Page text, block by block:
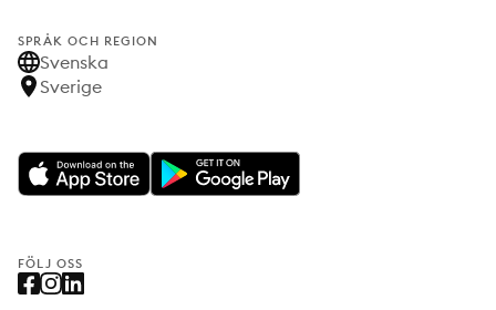
SPRÅK OCH REGION
Svenska
Sverige
FÖLJ OSS